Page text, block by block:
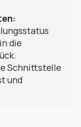
die
Schnittstelle
und